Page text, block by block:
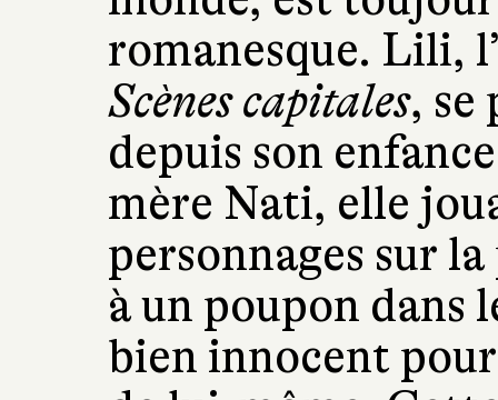
romanesque. Lili,
Scènes capitales, se
depuis son
mère Nati, elle
personnages sur
à un poupon dans
bien innocent